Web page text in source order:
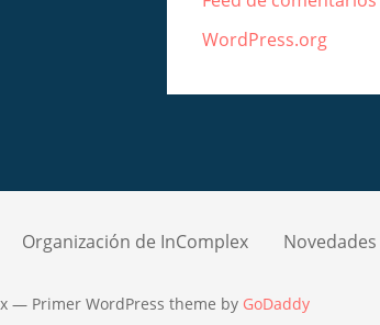
WordPress.org
Organización de InComplex Novedades
— Primer WordPress theme by GoDaddy